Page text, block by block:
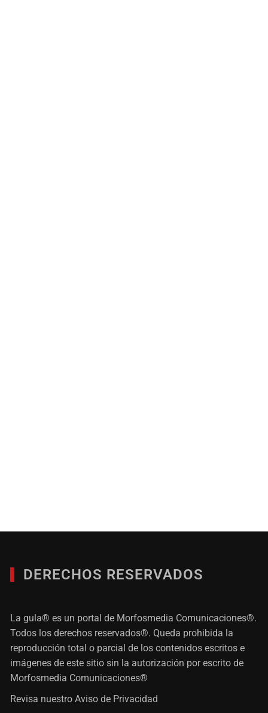
DERECHOS RESERVADOS
La gula® es un portal de Morfosmedia Comunicaciones®.
Todos los derechos reservados®. Queda prohibida la
reproducción total o parcial de los contenidos escritos e
imágenes de este sitio sin la autorización por escrito de
Morfosmedia Comunicaciones®
Revisa nuestroAviso de Privacidad